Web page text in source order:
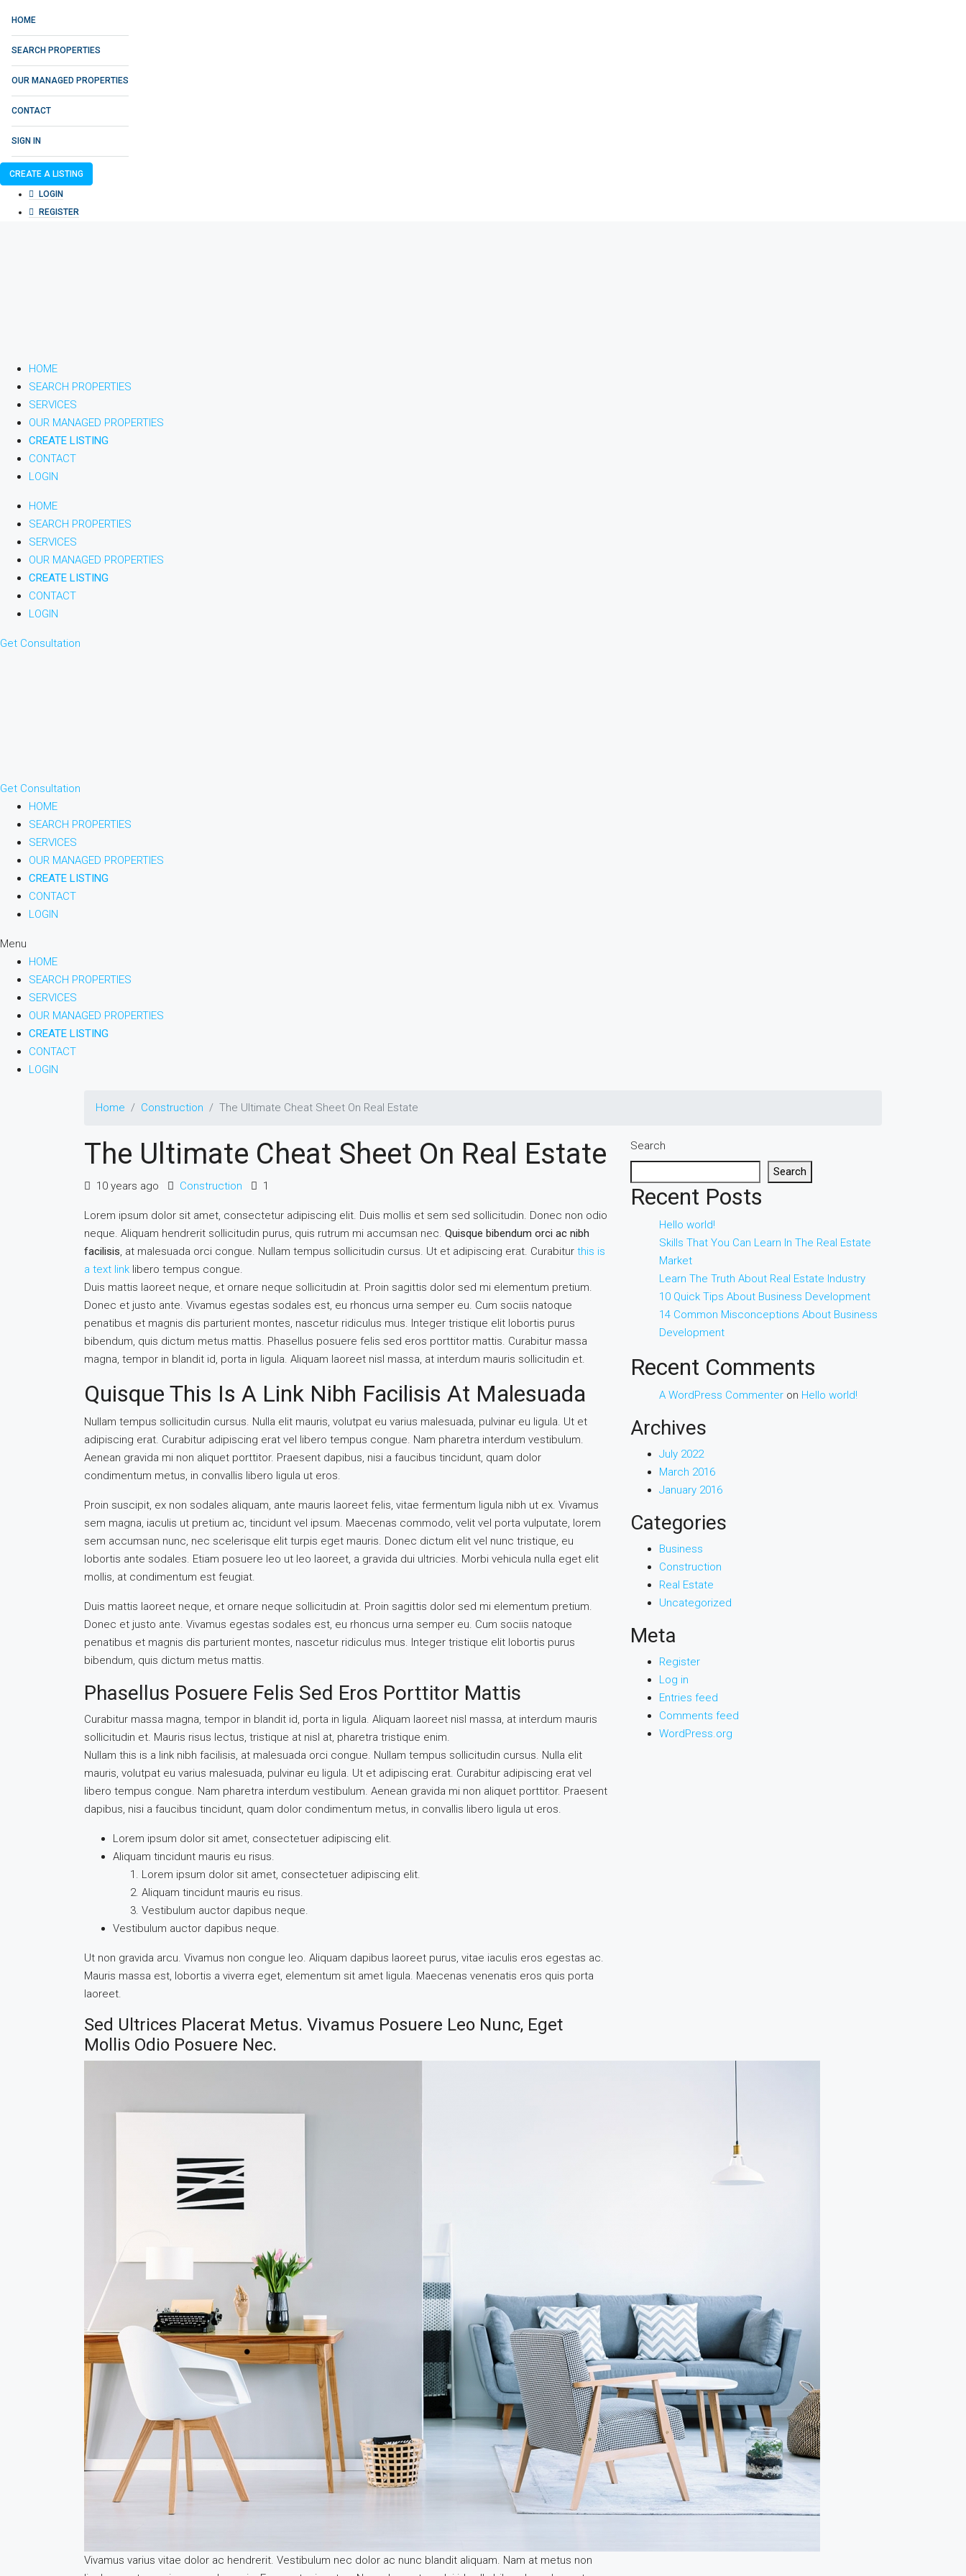
HOME
SEARCH PROPERTIES
OUR MANAGED PROPERTIES
CONTACT
SIGN IN
CREATE A LISTING
LOGIN
REGISTER
HOME
SEARCH PROPERTIES
SERVICES
OUR MANAGED PROPERTIES
CREATE LISTING
CONTACT
LOGIN
HOME
SEARCH PROPERTIES
SERVICES
OUR MANAGED PROPERTIES
CREATE LISTING
CONTACT
LOGIN
Get Consultation
Get Consultation
HOME
SEARCH PROPERTIES
SERVICES
OUR MANAGED PROPERTIES
CREATE LISTING
CONTACT
LOGIN
Menu
HOME
SEARCH PROPERTIES
SERVICES
OUR MANAGED PROPERTIES
CREATE LISTING
CONTACT
LOGIN
Home Construction The Ultimate Cheat Sheet On Real Estate
The Ultimate Cheat Sheet On Real Estate
10 years ago Construction 1
Lorem ipsum dolor sit amet, consectetur adipiscing elit. Duis mollis et sem sed sollicitudin. Donec non odio
neque. Aliquam hendrerit sollicitudin purus, quis rutrum mi accumsan nec. Quisque bibendum orci ac nibh
facilisis, at malesuada orci congue. Nullam tempus sollicitudin cursus. Ut et adipiscing erat. Curabitur this is
a text link libero tempus congue.
Duis mattis laoreet neque, et ornare neque sollicitudin at. Proin sagittis dolor sed mi elementum pretium.
Donec et justo ante. Vivamus egestas sodales est, eu rhoncus urna semper eu. Cum sociis natoque
penatibus et magnis dis parturient montes, nascetur ridiculus mus. Integer tristique elit lobortis purus
bibendum, quis dictum metus mattis. Phasellus posuere felis sed eros porttitor mattis. Curabitur massa
magna, tempor in blandit id, porta in ligula. Aliquam laoreet nisl massa, at interdum mauris sollicitudin et.
Quisque This Is A Link Nibh Facilisis At Malesuada
Nullam tempus sollicitudin cursus. Nulla elit mauris, volutpat eu varius malesuada, pulvinar eu ligula. Ut et
adipiscing erat. Curabitur adipiscing erat vel libero tempus congue. Nam pharetra interdum vestibulum.
Aenean gravida mi non aliquet porttitor. Praesent dapibus, nisi a faucibus tincidunt, quam dolor
condimentum metus, in convallis libero ligula ut eros.
Proin suscipit, ex non sodales aliquam, ante mauris laoreet felis, vitae fermentum ligula nibh ut ex. Vivamus
sem magna, iaculis ut pretium ac, tincidunt vel ipsum. Maecenas commodo, velit vel porta vulputate, lorem
sem accumsan nunc, nec scelerisque elit turpis eget mauris. Donec dictum elit vel nunc tristique, eu
lobortis ante sodales. Etiam posuere leo ut leo laoreet, a gravida dui ultricies. Morbi vehicula nulla eget elit
mollis, at condimentum est feugiat.
Duis mattis laoreet neque, et ornare neque sollicitudin at. Proin sagittis dolor sed mi elementum pretium.
Donec et justo ante. Vivamus egestas sodales est, eu rhoncus urna semper eu. Cum sociis natoque
penatibus et magnis dis parturient montes, nascetur ridiculus mus. Integer tristique elit lobortis purus
bibendum, quis dictum metus mattis.
Phasellus Posuere Felis Sed Eros Porttitor Mattis
Curabitur massa magna, tempor in blandit id, porta in ligula. Aliquam laoreet nisl massa, at interdum mauris
sollicitudin et. Mauris risus lectus, tristique at nisl at, pharetra tristique enim.
Nullam this is a link nibh facilisis, at malesuada orci congue. Nullam tempus sollicitudin cursus. Nulla elit
mauris, volutpat eu varius malesuada, pulvinar eu ligula. Ut et adipiscing erat. Curabitur adipiscing erat vel
libero tempus congue. Nam pharetra interdum vestibulum. Aenean gravida mi non aliquet porttitor. Praesent
dapibus, nisi a faucibus tincidunt, quam dolor condimentum metus, in convallis libero ligula ut eros.
Lorem ipsum dolor sit amet, consectetuer adipiscing elit.
Aliquam tincidunt mauris eu risus.
Lorem ipsum dolor sit amet, consectetuer adipiscing elit.
Aliquam tincidunt mauris eu risus.
Vestibulum auctor dapibus neque.
Vestibulum auctor dapibus neque.
Ut non gravida arcu. Vivamus non congue leo. Aliquam dapibus laoreet purus, vitae iaculis eros egestas ac.
Mauris massa est, lobortis a viverra eget, elementum sit amet ligula. Maecenas venenatis eros quis porta
laoreet.
Sed Ultrices Placerat Metus. Vivamus Posuere Leo Nunc, Eget
Mollis Odio Posuere Nec.
Vivamus varius vitae dolor ac hendrerit. Vestibulum nec dolor ac nunc blandit aliquam. Nam at metus non
Search
Search
Recent Posts
Hello world!
Skills That You Can Learn In The Real Estate
Market
Learn The Truth About Real Estate Industry
10 Quick Tips About Business Development
14 Common Misconceptions About Business
Development
Recent Comments
A WordPress Commenter on Hello world!
Archives
July 2022
March 2016
January 2016
Categories
Business
Construction
Real Estate
Uncategorized
Meta
Register
Log in
Entries feed
Comments feed
WordPress.org